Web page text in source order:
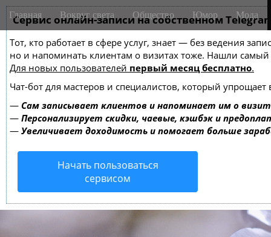
Сервис онлайн-записи на собственном
Тот, кто работает в сфере услуг, знает — без ведения
но и напоминать клиентам о визитах тоже. Нашли
Для новых пользователей первый месяц бесплатно.
Чат-бот для мастеров и специалистов, который упрощает
— Сам записывает клиентов и напоминает им о
— Персонализирует скидки, чаевые, кэшбэк и
— Увеличивает доходимость и помогает больше
Начать пользоваться
сервисом
M
a
n
m
e
n
u
i
Главная Вокруг света Общество Юмор Мода